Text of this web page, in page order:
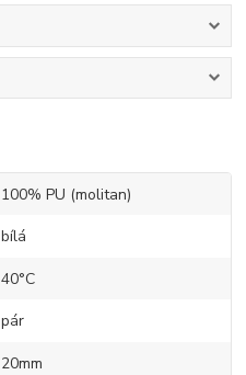
100% PU (molitan)
bílá
40°C
pár
20mm